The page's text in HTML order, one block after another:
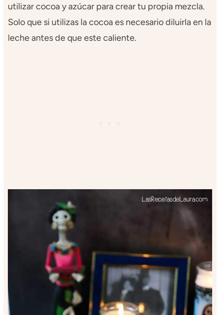
utilizar cocoa y azúcar para crear tu propia mezcla.
Solo que si utilizas la cocoa es necesario diluirla en la
leche antes de que este caliente.